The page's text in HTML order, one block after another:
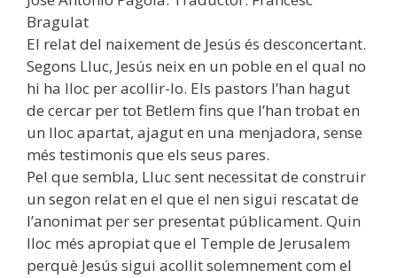
Bragulat
El relat del naixement de Jesús és desconcertant.
Segons Lluc, Jesús neix en un poble en el qual no
hi ha lloc per acollir-lo. Els pastors l’han hagut
de cercar per tot Betlem fins que l’han trobat en
un lloc apartat, ajagut en una menjadora, sense
més testimonis que els seus pares.
Pel que sembla, Lluc sent necessitat de construir
un segon relat en el que el nen sigui rescatat de
l’anonimat per ser presentat públicament. Quin
lloc més apropiat que el Temple de Jerusalem
perquè Jesús sigui acollit solemnement com el